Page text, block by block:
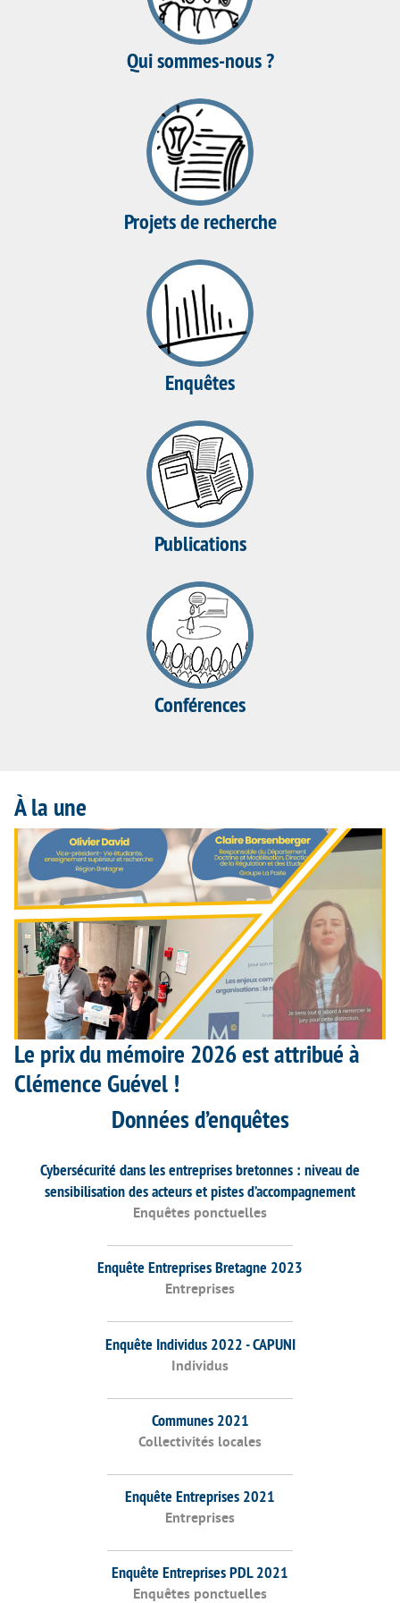
Qui sommes-nous ?
Projets de recherche
Enquêtes
Publications
Conférences
À la une
Le prix du mémoire 2026 est attribué à
Clémence Guével !
Données d’enquêtes
Cybersécurité dans les entreprises bretonnes : niveau de
sensibilisation des acteurs et pistes d’accompagnement
Enquêtes ponctuelles
Enquête Entreprises Bretagne 2023
Entreprises
Enquête Individus 2022 - CAPUNI
Individus
Communes 2021
Collectivités locales
Enquête Entreprises 2021
Entreprises
Enquête Entreprises PDL 2021
Enquêtes ponctuelles